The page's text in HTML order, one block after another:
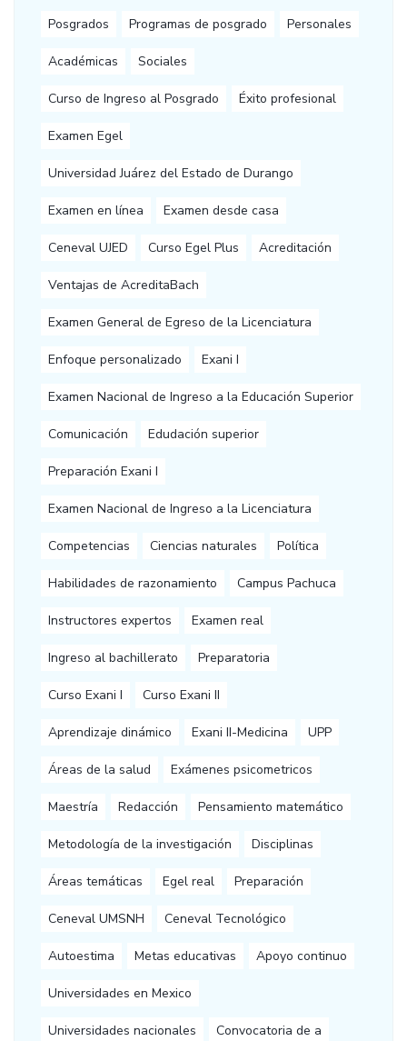
Posgrados Programas de posgrado Personales
Académicas Sociales
Curso de Ingreso al Posgrado Éxito profesional
Examen Egel
Universidad Juárez del Estado de Durango
Examen en línea Examen desde casa
Ceneval UJED Curso Egel Plus Acreditación
Ventajas de AcreditaBach
Examen General de Egreso de la Licenciatura
Enfoque personalizado Exani I
Examen Nacional de Ingreso a la Educación Superior
Comunicación Edudación superior
Preparación Exani I
Examen Nacional de Ingreso a la Licenciatura
Competencias Ciencias naturales Política
Habilidades de razonamiento Campus Pachuca
Instructores expertos Examen real
Ingreso al bachillerato Preparatoria
Curso Exani I Curso Exani II
Aprendizaje dinámico Exani II-Medicina UPP
Áreas de la salud Exámenes psicometricos
Maestría Redacción Pensamiento matemático
Metodología de la investigación Disciplinas
Áreas temáticas Egel real Preparación
Ceneval UMSNH Ceneval Tecnológico
Autoestima Metas educativas Apoyo continuo
Universidades en Mexico
Universidades nacionales Convocatoria de a